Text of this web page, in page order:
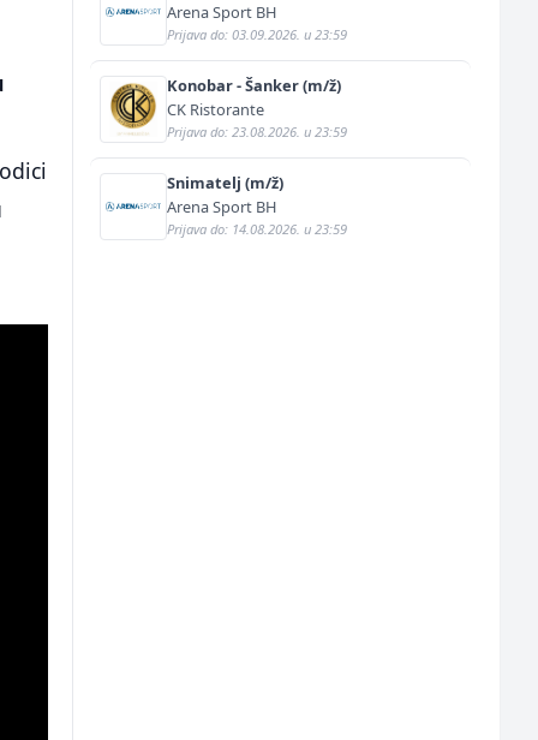
Arena Sport BH
Prijava do: 03.09.2026. u 23:59
Konobar - Šanker (m/ž)
CK Ristorante
Prijava do: 23.08.2026. u 23:59
Snimatelj (m/ž)
Arena Sport BH
Prijava do: 14.08.2026. u 23:59